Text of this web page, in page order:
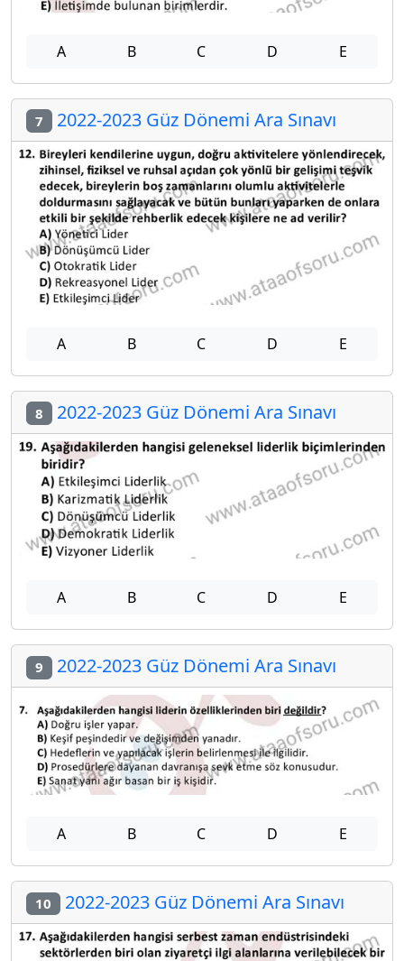
A B C D E
7 2022-2023 Güz Dönemi Ara Sınavı
A B C D E
8 2022-2023 Güz Dönemi Ara Sınavı
A B C D E
9 2022-2023 Güz Dönemi Ara Sınavı
A B C D E
10 2022-2023 Güz Dönemi Ara Sınavı